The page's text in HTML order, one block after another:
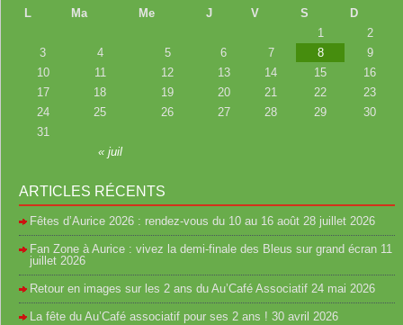
L
Ma Me J V S D
« juil
1
2
3
4 5 6 7 8
9
10
11 12 13 14 15
16
17
18 19 20 21 22
23
24
25 26 27 28 29
30
31
ARTICLES RÉCENTS
Fêtes d’Aurice 2026 : rendez-vous du 10 au 16 août 28 juillet 2026
Fan Zone à Aurice : vivez la demi-finale des Bleus sur grand écran 11
juillet 2026
Retour en images sur les 2 ans du Au’Café Associatif 24 mai 2026
La fête du Au’Café associatif pour ses 2 ans ! 30 avril 2026